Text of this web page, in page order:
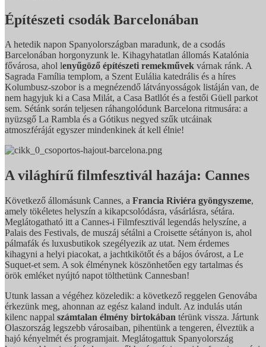
Építészeti csodák Barcelonában
A hetedik napon Spanyolországban maradunk, de a csodás
Barcelonában horgonyzunk le. Kihagyhatatlan állomás Katalónia
fővárosa, ahol lenyűgöző építészeti remekművek várnak ránk. A
Sagrada Família templom, a Szent Eulália katedrális és a híres
Kolumbusz-szobor is a megnézendő látványosságok listáján van, de
nem hagyjuk ki a Casa Milát, a Casa Batllót és a festői Güell parkot
sem. Sétánk során teljesen ráhangolódunk Barcelona ritmusára: a
nyüzsgő La Rambla és a Gótikus negyed szűk utcáinak
atmoszféráját egyszer mindenkinek át kell élnie!
A világhírű filmfesztivál hazája: Cannes
Következő állomásunk Cannes, a Francia Riviéra gyöngyszeme,
amely tökéletes helyszín a kikapcsolódásra, vásárlásra, sétára.
Meglátogatható itt a Cannes-i Filmfesztivál legendás helyszíne, a
Palais des Festivals, de muszáj sétálni a Croisette sétányon is, ahol
pálmafák és luxusbutikok szegélyezik az utat. Nem érdemes
kihagyni a helyi piacokat, a jachtkikötőt és a bájos óvárost, a Le
Suquet-et sem. A sok élménynek köszönhetően egy tartalmas és
örök emléket nyújtó napot tölthetünk Cannesban!
Utunk lassan a végéhez közeledik: a következő reggelen Genovába
érkezünk meg, ahonnan az egész kaland indult. Az indulás után
kilenc nappal számtalan élmény birtokában térünk vissza. Jártunk
Olaszország legszebb városaiban, pihentünk a tengeren, élveztük a
hajó kényelmét és programjait. Meglátogattuk Spanyolország